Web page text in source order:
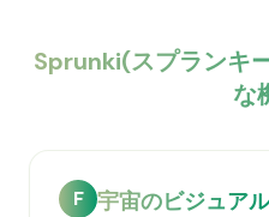
Sprunki(スプランキ
な
F 宇宙のビジュアル